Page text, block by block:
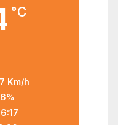
°C
Km/h